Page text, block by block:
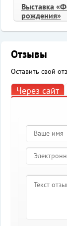
Выставка
рождения»
Отзывы
Оставить свой
Через сайт